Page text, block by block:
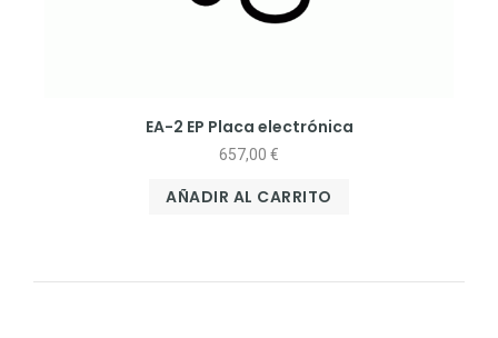
EA-2 EP Placa electrónica
657,00 €
AÑADIR AL CARRITO